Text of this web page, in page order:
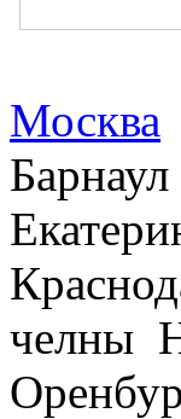
Москва
челны